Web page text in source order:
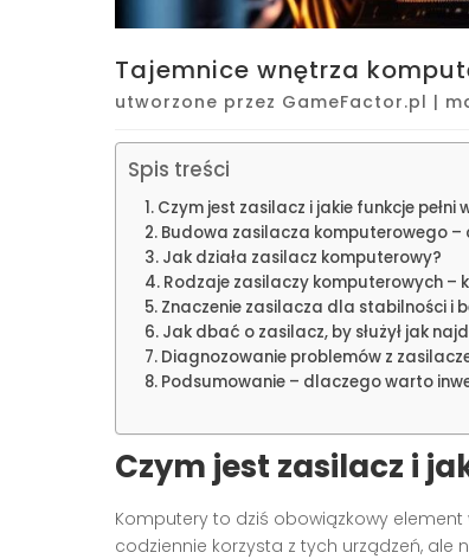
Tajemnice wnętrza
utworzone przez GameFactor.pl |
Spis treści
Czym jest zasilacz i jakie funkcje pełni
Budowa zasilacza komputerowego –
Jak działa zasilacz komputerowy?
Rodzaje zasilaczy komputerowych –
Znaczenie zasilacza dla stabilności i
Jak dbać o zasilacz, by służył jak
Diagnozowanie problemów z
Podsumowanie – dlaczego warto
Czym jest zasilacz i
Komputery to dziś obowiązkowy
codziennie korzysta z tych urządzeń, ale